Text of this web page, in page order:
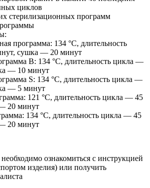
циклов
стерилизационных программ
программа: 134 °C, длительность
сушка — 20 минут
B: 134 °C, длительность цикла —
— 10 минут
S: 134 °C, длительность цикла —
— 5 минут
121 °C, длительность цикла — 45
20 минут
134 °C, длительность цикла — 45
20 минут
ознакомиться с инструкцией
изделия) или получить